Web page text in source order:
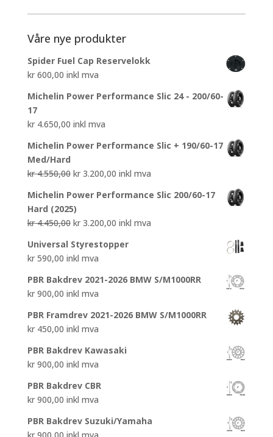
Våre nye produkter
Spider Fuel Cap Reservelokk
kr600,00 inkl mva
Michelin Power Performance Slic 24 - 200/60-
17
kr4.650,00 inkl mva
Michelin Power Performance Slic + 190/60-17
Med/Hard
kr4.550,00 Opprinnelig
var:
kr 4.550,00.
kr3.200,00Nåværende
er:
inkl mva
Michelin Power Performance Slic 200/60-17
Hard (2025)
kr4.450,00 Opprinnelig
var:
kr 4.450,00.
kr3.200,00Nåværende
er:
inkl mva
Universal Styrestopper
kr590,00 inkl mva
PBR Bakdrev 2021-2026 BMW S/M1000RR
kr900,00 inkl mva
PBR Framdrev 2021-2026 BMW S/M1000RR
kr450,00 inkl mva
PBR Bakdrev Kawasaki
kr900,00 inkl mva
PBR Bakdrev CBR
kr900,00 inkl mva
PBR Bakdrev Suzuki/Yamaha